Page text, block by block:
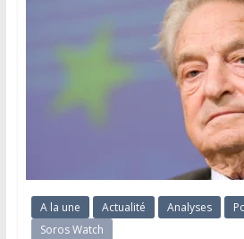
A la une Actualité Analyses
Soros Watch